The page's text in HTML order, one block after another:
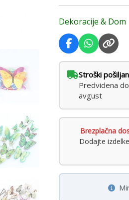
Dekoracije & Dom
Stroški
Predvidena
avgust
Brezplačna
Dodajte